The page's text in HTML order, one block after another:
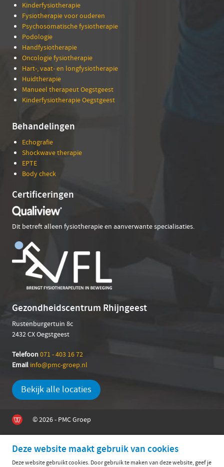
Kinderfysiotherapie
Fysiotherapie voor ouderen
Psychosomatische fysiotherapie
Podologie
Handfysiotherapie
Oncologie fysiotherapie
Hart-, vaat- en longfysiotherapie
Huidtherapie
Manueel therapeut Oegstgeest
Kinderfysiotherapie Oegstgeest
Behandelingen
Echografie
Shockwave therapie
EPTE
Body check
Certificeringen
Dit betreft alleen fysiotherapie en aanverwante specialisaties.
Gezondheidscentrum Rhijngeest
Rustenburgertuin 8c
2432 CX Oegstgeest
Telefoon071 - 403 16 72
Email info@pmc-groep.nl
Bekijk alle locaties
© 2026 - PMC Groep
Deze website maakt gebruik van cookies
Deze website gebruikt cookies. Door gebruik te maken van deze website, geef je